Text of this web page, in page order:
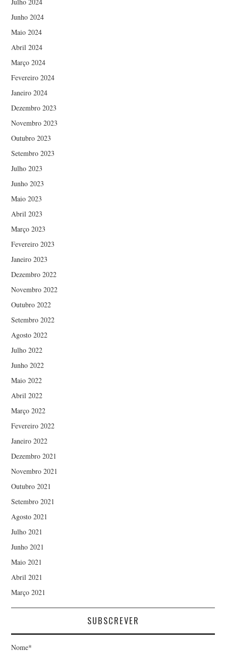
Junho 2024
Maio 2024
Abril 2024
Março 2024
Fevereiro 2024
Janeiro 2024
Dezembro 2023
Novembro 2023
Outubro 2023
Setembro 2023
Julho 2023
Junho 2023
Maio 2023
Abril 2023
Março 2023
Fevereiro 2023
Janeiro 2023
Dezembro 2022
Novembro 2022
Outubro 2022
Setembro 2022
Agosto 2022
Julho 2022
Junho 2022
Maio 2022
Abril 2022
Março 2022
Fevereiro 2022
Janeiro 2022
Dezembro 2021
Novembro 2021
Outubro 2021
Setembro 2021
Agosto 2021
Julho 2021
Junho 2021
Maio 2021
Abril 2021
Março 2021
SUBSCREVER
Nome*